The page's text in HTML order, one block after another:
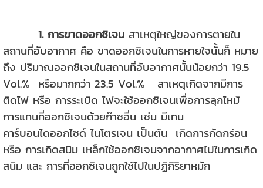
1. การขาดออกซิเจนสาเหตุใหญ่ของการตายใน
สถานที่อับอากาศ คือ ขาดออกซิเจนในการหายใจนั้นก็ หมาย
ถึง ปริมาณออกซิเจนในสถานที่อับอากาศนั้นน้อยกว่า 19.5
Vol.% หรือมากกว่า 23.5 Vol.% สาเหตุเกิดจากมีการ
ติดไฟ หรือ การระเบิด ไฟจะใช้ออกซิเจนเพื่อการลุกไหม้
การแทนที่ออกซิเจนด้วยก๊าซอื่น เช่น มีเทน
คาร์บอนไดออกไซด์ ไนโตรเจน เป็นต้น เกิดการกัดกร่อน
หรือ การเกิดสนิม เหล็กใช้ออกซิเจนจากอากาศไปในการเกิด
สนิม และ การที่ออกซิเจนถูกใช้ไปในปฏิกิริยาหมัก